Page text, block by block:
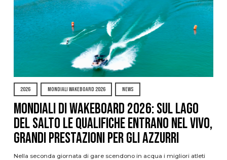
2026 MONDIALI WAKEBOARD 2026 NEWS
Mondiali di Wakeboard 2026: sul Lago
del Salto le qualifiche entrano nel vivo,
grandi prestazioni per gli azzurri
Nella seconda giornata di gare scendono in acqua i migliori atleti